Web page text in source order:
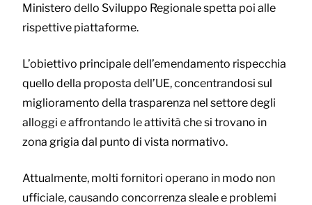
Ministero dello Sviluppo Regionale spetta poi alle
rispettive piattaforme.
L’obiettivo principale dell’emendamento rispecchia
quello della proposta dell’UE, concentrandosi sul
miglioramento della trasparenza nel settore degli
alloggi e affrontando le attività che si trovano in
zona grigia dal punto di vista normativo.
Attualmente, molti fornitori operano in modo non
ufficiale, causando concorrenza sleale e problemi